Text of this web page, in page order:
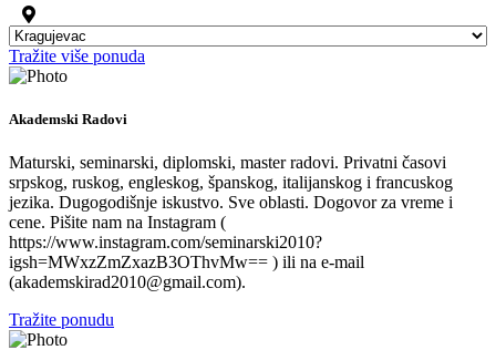
Tražite više ponuda
Akademski Radovi
Maturski, seminarski, diplomski, master radovi. Privatni časovi
srpskog, ruskog, engleskog, španskog, italijanskog i francuskog
jezika. Dugogodišnje iskustvo. Sve oblasti. Dogovor za vreme i
cene. Pišite nam na Instagram (
https://www.instagram.com/seminarski2010?
igsh=MWxzZmZxazB3OThvMw== ) ili na e-mail
(akademskirad2010@gmail.com).
Tražite ponudu